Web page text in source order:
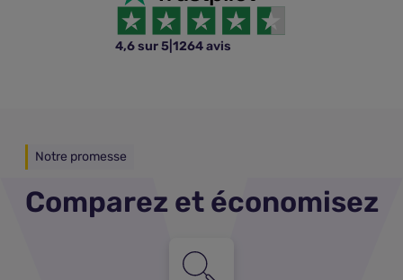
4,6 sur 5 1264 avis
Notre promesse
Comparez et économisez